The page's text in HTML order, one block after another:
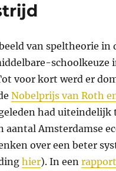
van speltheorie in
schoolkeuze
voor kort werd er
Nobelprijs van Roth
had uiteindelijk
aantal Amsterdamse
over een beter
hier). In eenrapport